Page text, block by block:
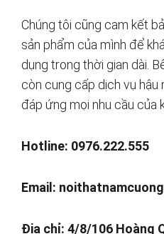
Chúng tôi cũng cam kết
sản phẩm của mình để
dụng trong thời gian dài.
còn cung cấp dịch vụ hậu
đáp ứng mọi nhu cầu của
Hotline: 0976.222.555
Email:
Địa chỉ: 4/8/106 Hoàng